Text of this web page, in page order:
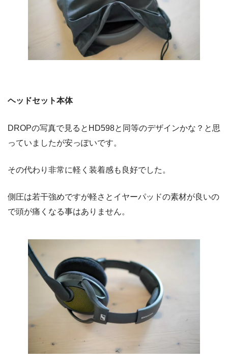
ヘッドセット本体
DROPの写真で見るとHD598と同等のデザインかな？と思
っていましたが安っぽいです。
その代わり非常に軽く装着感も良好でした。
側圧は若干強めですが軽さとイヤーパッドの素材が良いの
で頭が痛くなる事はありません。